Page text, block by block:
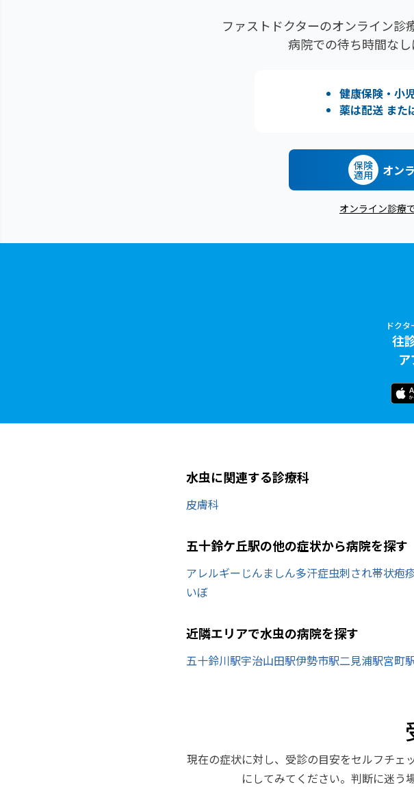
ファストドクターのオンライン診
病院での待ち時間なし
健康保険・小
薬は配送 また
保険
適用 オン
オンライン診療
ドク
往
水虫に関連する診療科
皮膚科
五十鈴ケ丘駅の他の症状から病院を探す
アレルギー じんましん多汗症虫刺され帯状疱
いぼ
近隣エリアで水虫の病院を探す
五十鈴川駅宇治山田駅伊勢市駅二見浦駅宮町
現在の症状に対し、受診の目安をセルフチェ
にしてみてください。判断に迷う